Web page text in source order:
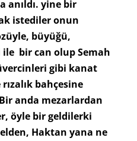
anıldı. yine bir
istediler onun
büyüğü,
ile bir can olup Semah
gibi kanat
bahçesine
anda mezarlardan
öyle bir geldilerki
Haktan yana ne